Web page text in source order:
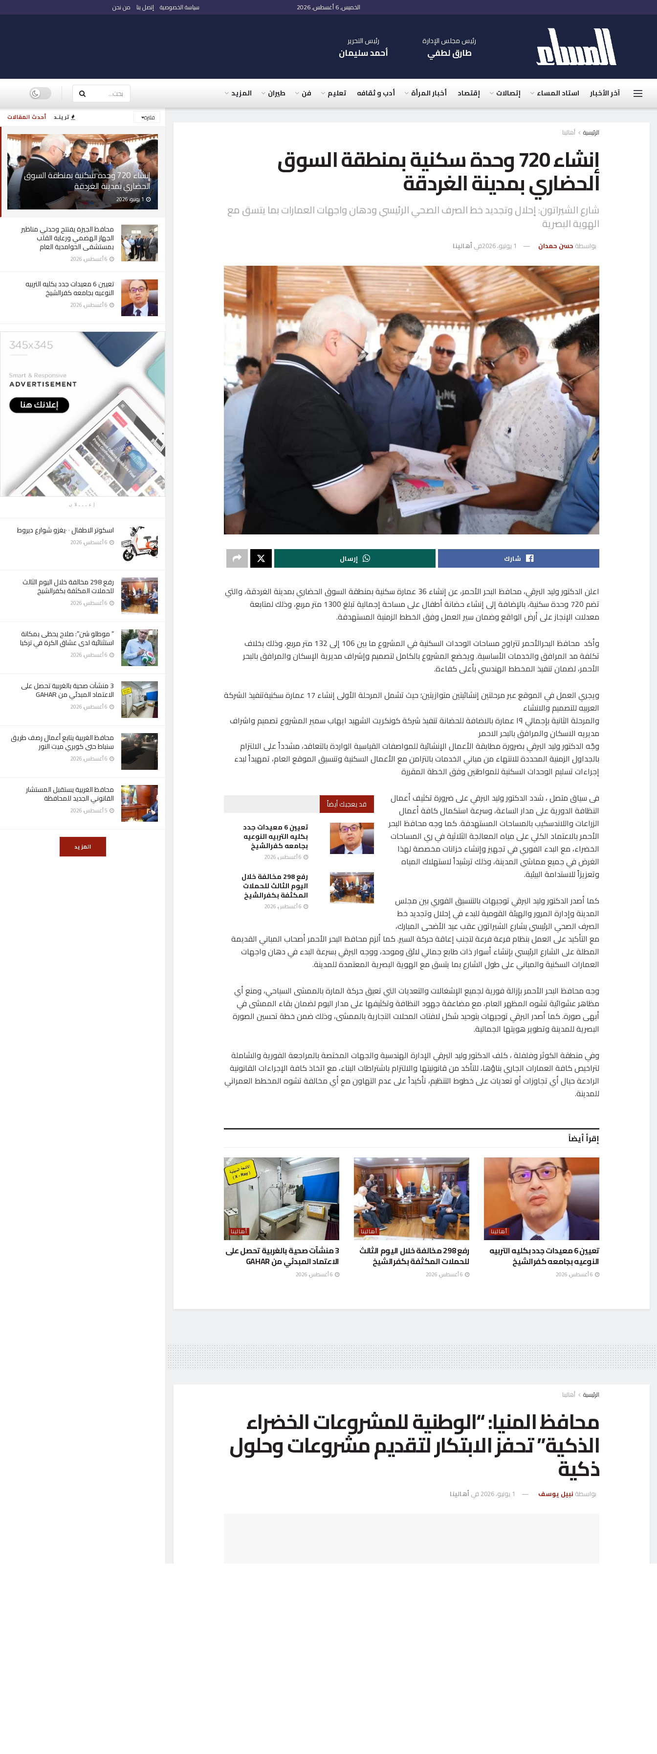
أحدث المقالات ترينـد فلترة
إنشاء 720 وحدة سكنية بمنطقة السوق
الحضاري بمدينة الغردقة
محافظ الجيزة يفتتح وحدتي مناظير
الجهاز الهضمي ورعاية القلب
بمستشفى الحوامدية العام
تعيين 6 معيدات جدد بكليه التربيه
النوعيه بجامعه كفرالشيخ
إعـــلان
اسكوتر الاطفال ٠ ٠يغزو شوارع ديروط
رفع 298 مخالفة خلال اليوم الثالث
للحملات المكثفة بكفرالشيخ
” موطلو شن”: صلاح يحظى بمكانة
استثنائية لدى عشاق الكرة في تركيا
3 منشآت صحية بالغربية تحصل على
الاعتماد المبدئي من GAHAR
محافظ الغربية يتابع أعمال رصف طريق
سنباط حتى كوبري ميت النور
محافظ الغربية يستقبل المستشار
القانوني الجديد للمحافظة
المزيد
الخميس, 6 أغسطس, 2026 سياسة الخصوصية إتصل بنا من نحن
رئيس مجلس الإدارة
طارق لطفي
رئيس التحرير
أحمد سليمان
آخر الأخبار استاد المساء إتصالات إقتصاد أخبار المرأة أدب و ثقافه تعليم فن طيران المزيد
الرئيسية أهالينا
إنشاء 720 وحدة سكنية بمنطقة السوق
الحضاري بمدينة الغردقة
شارع الشيراتون: إحلال وتجديد خط الصرف الصحي الرئيسي ودهان واجهات العمارات بما يتسق مع
الهوية البصرية
بواسطة حسن حمدان 1 يونيو، 2026 فيأهالينا
شارك إرسال
​اعلن الدكتور وليد البرقي، محافظ البحر الأحمر، عن إنشاء 36 عمارة سكنية بمنطقة السوق الحضاري بمدينة الغردقة، والتي
تضم 720 وحدة سكنية، بالإضافة إلى إنشاء حضانة أطفال على مساحة إجمالية تبلغ 1300 متر مربع، وذلك لمتابعة
معدلات الإنجاز على أرض الواقع وضمان سير العمل وفق الخطط الزمنية المستهدفة.
وأكد ​ محافظ البحرالأحمر ​تتراوح مساحات الوحدات السكنية في المشروع ما بين 106 إلى 132 متر مربع، وذلك بخلاف
تكلفة مد المرافق والخدمات الأساسية. ويخضع المشروع بالكامل لتصميم وإشراف مديرية الإسكان والمرافق بالبحر
الأحمر، لضمان تنفيذ المخطط الهندسي بأعلى كفاءة.
​ويجري العمل في الموقع عبر مرحلتين إنشائيتين متوازيتين؛ حيث تشمل المرحلة الأولى إنشاء 17 عمارة سكنيةتنفيذ الشركة
العربيه للتصميم والانشاء
والمرحلة الثانية بإجمالي ١٩ عمارة بالاضافة للحضانة تنفيذ شركة كونكريت الشهيد ايهاب سمير المشروع تصميم واشراف
مديريه الاسكان والمرافق بالبحر الاحمر
وجّه الدكتور وليد البرقي بضرورة مطابقة الأعمال الإنشائية للمواصفات القياسية الواردة بالتعاقد، مشدداً على الالتزام
بالجداول الزمنية المحددة للانتهاء من مباني الخدمات بالتزامن مع الأعمال السكنية وتنسيق الموقع العام، تمهيداً لبدء
إجراءات تسليم الوحدات السكنية للمواطنين وفق الخطة المقررة
قد يعجبك أيضاً
تعيين 6 معيدات جدد
بكليه التربيه النوعيه
بجامعه كفرالشيخ
رفع 298 مخالفة خلال
اليوم الثالث للحملات
المكثفة بكفرالشيخ
فى سياق متصل ، شدد الدكتور وليد البرقي على ضرورة تكثيف أعمال
النظافة الدورية على مدار الساعة، وسرعة استكمال كافة أعمال
الزراعات واللاندسكيب بالمساحات المستهدفة. كما وجه محافظ البحر
الأحمر بالاعتماد الكلي على مياه المعالجة الثلاثية في ري المساحات
الخضراء، مع البدء الفوري في تجهيز وإنشاء خزانات مخصصة لهذا
الغرض في جميع مماشي المدينة، وذلك ترشيداً لاستهلاك المياه
وتعزيزاً للاستدامة البيئية.
كما أصدر الدكتور وليد البرقي توجيهات بالتنسيق الفوري بين مجلس
المدينة وإدارة المرور والهيئة القومية للبدء في إحلال وتجديد خط
الصرف الصحي الرئيسي بشارع الشيراتون عقب عيد الأضحى المبارك،
مع التأكيد على العمل بنظام فرعة فرعة لتجنب إعاقة حركة السير. كما ألزم محافظ البحر الأحمر أصحاب المباني القديمة
المطلة على الشارع الرئيسي بإنشاء أسوار ذات طابع جمالي لائق وموحد، ووجه البرقي بسرعة البدء في دهان واجهات
العمارات السكنية والمباني على طول الشارع بما يتسق مع الهوية البصرية المعتمدة للمدينة.
وجه محافظ البحر الأحمر بإزالة فورية لجميع الإشغالات والتعديات التي تعيق حركة المارة بالممشى السياحي، ومنع أي
مظاهر عشوائية تشوه المظهر العام، مع مضاعفة جهود النظافة وتكثيفها على مدار اليوم لضمان بقاء الممشى في
أبهى صورة. كما أصدر البرقي توجيهات بتوحيد شكل لافتات المحلات التجارية بالممشى، وذلك ضمن خطة تحسين الصورة
البصرية للمدينة وتطوير هويتها الجمالية.
وفي منطقة الكوثر وفلفلة ، كلف الدكتور وليد البرقي الإدارة الهندسية والجهات المختصة بالمراجعة الفورية والشاملة
لتراخيص كافة العمارات الجاري بناؤها، للتأكد من قانونيتها والالتزام باشتراطات البناء، مع اتخاذ كافة الإجراءات القانونية
الرادعة حيال أي تجاوزات أو تعديات على خطوط التنظيم، تأكيداً على عدم التهاون مع أي مخالفة تشوه المخطط العمراني
للمدينة.
إقرأ أيضاً
أهالينا
تعيين 6 معيدات جدد بكليه التربيه
النوعيه بجامعه كفرالشيخ
أهالينا
رفع 298 مخالفة خلال اليوم الثالث
للحملات المكثفة بكفرالشيخ
أهالينا
3 منشآت صحية بالغربية تحصل على
الاعتماد المبدئي من GAHAR
الرئيسية أهالينا
محافظ المنيا: “الوطنية للمشروعات الخضراء
الذكية” تحفز الابتكار لتقديم مشروعات وحلول
ذكية
بواسطة نبيل يوسف 1 يونيو، 2026 فيأهالينا